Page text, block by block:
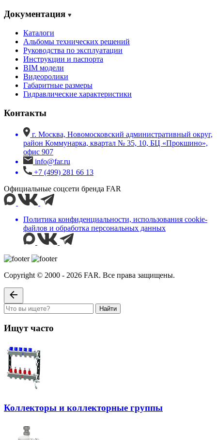
Документация
Каталоги
Альбомы технических решений
Руководства по эксплуатации
Инструкции и паспорта
BIM модели
Видеоролики
Габаритные размеры
Гидравлические характеристики
Контакты
г. Москва, Новомосковский административный округ,
район Коммунарка, квартал № 35, 10, БЦ «Прокшино»,
офис 907
info@far.ru
+7 (499) 281 66 13
Официальные соцсети бренда FAR
Политика конфиденциальности, использования сookie-
файлов и обработка персональных данных
Copyright © 2000 - 2026 FAR. Все права защищены.
Найти
Ищут часто
Коллекторы и коллекторные группы